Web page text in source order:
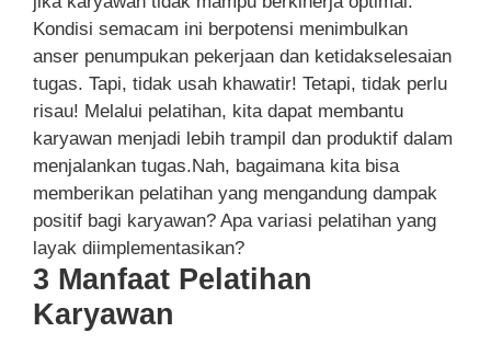
Kondisi semacam ini berpotensi menimbulkan
anser penumpukan pekerjaan dan ketidakselesaian
tugas. Tapi, tidak usah khawatir! Tetapi, tidak perlu
risau! Melalui pelatihan, kita dapat membantu
karyawan menjadi lebih trampil dan produktif dalam
menjalankan tugas.Nah, bagaimana kita bisa
memberikan pelatihan yang mengandung dampak
positif bagi karyawan? Apa variasi pelatihan yang
layak diimplementasikan?
3 Manfaat Pelatihan
Karyawan